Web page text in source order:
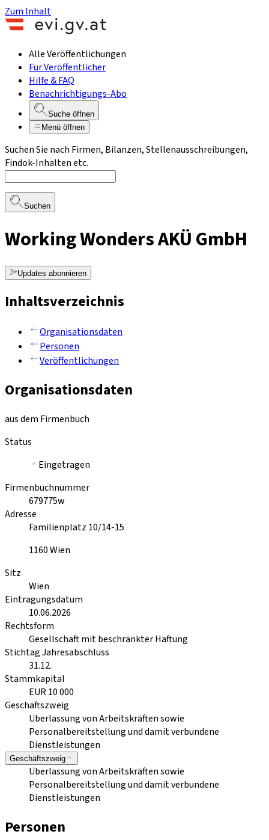
Zum Inhalt
Alle Veröffentlichungen
Für Veröffentlicher
Hilfe & FAQ
Benachrichtigungs-Abo
Suche öffnen
Menü öffnen
Suchen Sie nach Firmen, Bilanzen, Stellenausschreibungen,
Findok-Inhalten etc.
Suchen
Working Wonders AKÜ GmbH
Updates abonnieren
Inhaltsverzeichnis
Organisationsdaten
Personen
Veröffentlichungen
Organisationsdaten
aus dem Firmenbuch
Status
Eingetragen
Firmenbuchnummer
679775w
Adresse
Familienplatz 10/14-15
1160Wien
Sitz
Wien
Eintragungsdatum
10.06.2026
Rechtsform
Gesellschaft mit beschränkter Haftung
Stichtag Jahresabschluss
31.12.
Stammkapital
EUR 10 000
Geschäftszweig
Überlassung von Arbeitskräften sowie
Personalbereitstellung und damit verbundene
Dienstleistungen
Geschäftszweig
Überlassung von Arbeitskräften sowie
Personalbereitstellung und damit verbundene
Dienstleistungen
Personen